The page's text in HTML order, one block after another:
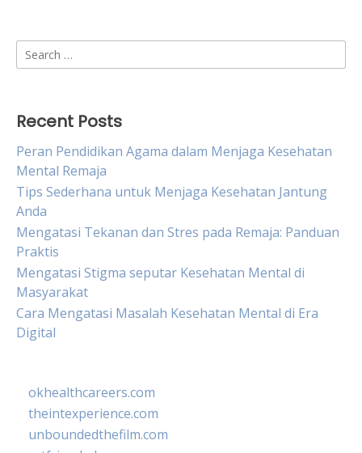
Search
for:
Recent Posts
Peran Pendidikan Agama dalam Menjaga Kesehatan
Mental Remaja
Tips Sederhana untuk Menjaga Kesehatan Jantung
Anda
Mengatasi Tekanan dan Stres pada Remaja: Panduan
Praktis
Mengatasi Stigma seputar Kesehatan Mental di
Masyarakat
Cara Mengatasi Masalah Kesehatan Mental di Era
Digital
okhealthcareers.com
theintexperience.com
unboundedthefilm.com